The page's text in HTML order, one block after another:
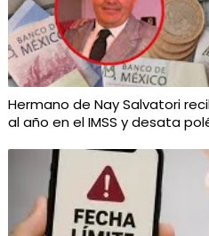
Hermano de Nay Salvatori
al año en el IMSS y desata